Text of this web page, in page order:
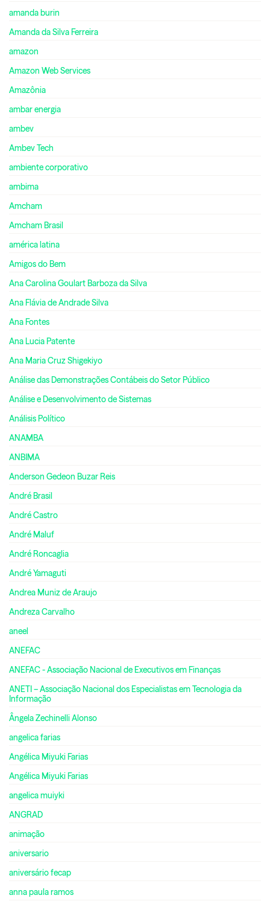
amanda burin
Amanda da Silva Ferreira
amazon
Amazon Web Services
Amazônia
ambar energia
ambev
Ambev Tech
ambiente corporativo
ambima
Amcham
Amcham Brasil
américa latina
Amigos do Bem
Ana Carolina Goulart Barboza da Silva
Ana Flávia de Andrade Silva
Ana Fontes
Ana Lucia Patente
Ana Maria Cruz Shigekiyo
Análise das Demonstrações Contábeis do Setor Público
Análise e Desenvolvimento de Sistemas
Análisis Político
ANAMBA
ANBIMA
Anderson Gedeon Buzar Reis
André Brasil
André Castro
André Maluf
André Roncaglia
André Yamaguti
Andrea Muniz de Araujo
Andreza Carvalho
aneel
ANEFAC
ANEFAC - Associação Nacional de Executivos em Finanças
ANETI – Associação Nacional dos Especialistas em Tecnologia da
Informação
Ângela Zechinelli Alonso
angelica farias
Angélica Miyuki Farias
Angélica Miyuki Farias
angelica muiyki
ANGRAD
animação
aniversario
aniversário fecap
anna paula ramos